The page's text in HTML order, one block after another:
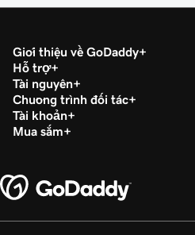
Giới thiệu về GoDaddy
Hỗ trợ
Tài nguyên
Chương trình đối tác
Tài khoản
Mua sắm